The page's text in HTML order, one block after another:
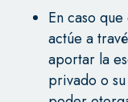
En caso
actúe a
aportar la
privado o